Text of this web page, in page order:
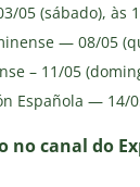
05 (sábado), às
— 08/05
– 11/05
Española —
no canal do E